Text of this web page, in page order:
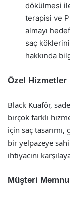
dökülmesi
terapisi ve
almayı
saç
hakkında
Özel Hizmetler
Black Kuaför,
birçok farklı
için saç
bir yelpazeye
ihtiyacını
Müşteri